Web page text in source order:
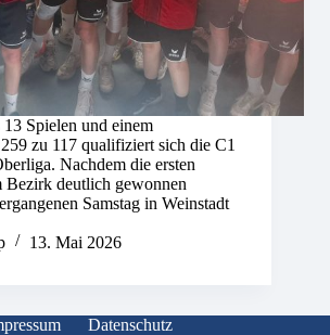
Spielen und einem
zu 117 qualifiziert sich die C1
Nachdem die ersten
Bezirk deutlich gewonnen
Samstag in Weinstadt
13. Mai 2026
Datenschutz